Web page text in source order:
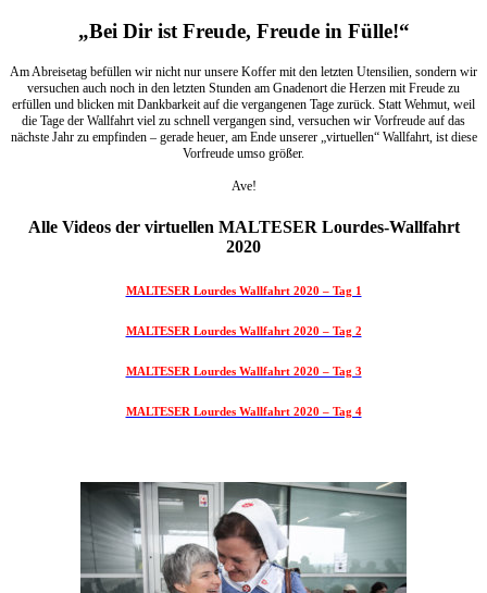
„Bei Dir ist Freude, Freude in Fülle!“
Am Abreisetag befüllen wir nicht nur unsere Koffer mit den letzten Utensilien, sondern wir
versuchen auch noch in den letzten Stunden am Gnadenort die Herzen mit Freude zu
erfüllen und blicken mit Dankbarkeit auf die vergangenen Tage zurück. Statt Wehmut, weil
die Tage der Wallfahrt viel zu schnell vergangen sind, versuchen wir Vorfreude auf das
nächste Jahr zu empfinden – gerade heuer, am Ende unserer „virtuellen“ Wallfahrt, ist diese
Vorfreude umso größer.
Ave!
Alle Videos der virtuellen MALTESER Lourdes-Wallfahrt
2020
MALTESER Lourdes Wallfahrt 2020 – Tag 1
MALTESER Lourdes Wallfahrt 2020 – Tag 2
MALTESER Lourdes Wallfahrt 2020 – Tag 3
MALTESER Lourdes Wallfahrt 2020 – Tag 4